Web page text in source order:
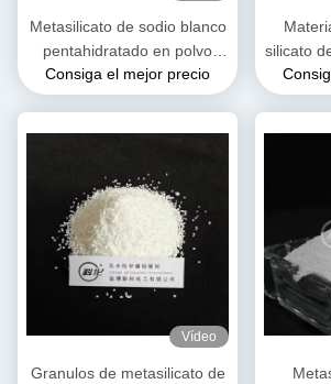
Metasilicato de sodio blanco
pentahidratado en polvo
Na2SiO3·5H2O Soluble en
agua
Consiga el mejor precio
silicato
Vídeo
Granulos de metasilicato de